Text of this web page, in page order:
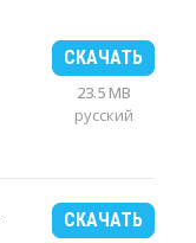
СКАЧАТЬ
23.5 MB
русский
СКАЧАТЬ